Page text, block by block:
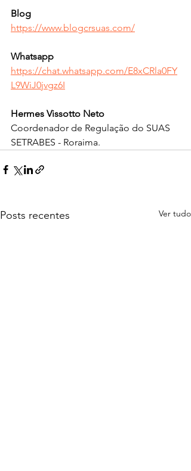
Blog
https://www.blogcrsuas.com/
Whatsapp
https://chat.whatsapp.com/E8xCRla0FY
L9WiJ0jvgz6I
Hermes Vissotto Neto
Coordenador de Regulação do SUAS
SETRABES - Roraima.
Posts recentes Ver tudo